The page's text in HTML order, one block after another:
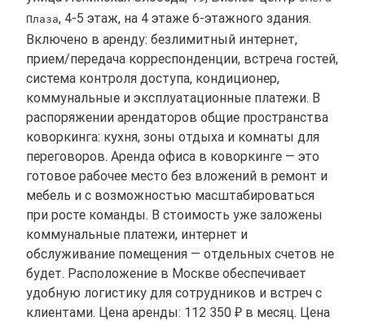
Плаза, 4-5 этаж, на 4 этаже 6-этажного здания.
Включено в аренду: безлимитный интернет,
прием/передача корреспонденции, встреча гостей,
система контроля доступа, кондиционер,
коммунальные и эксплуатационные платежи. В
распоряжении арендаторов общие пространства
коворкинга: кухня, зоны отдыха и комнаты для
переговоров. Аренда офиса в коворкинге — это
готовое рабочее место без вложений в ремонт и
мебель и с возможностью масштабироваться
при росте команды. В стоимость уже заложены
коммунальные платежи, интернет и
обслуживание помещения — отдельных счетов не
будет. Расположение в Москве обеспечивает
удобную логистику для сотрудников и встреч с
клиентами. Цена аренды: 112 350 ₽ в месяц. Цена